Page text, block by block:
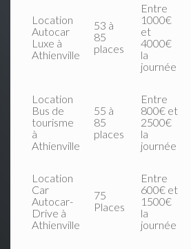
Location
Autocar
Luxe à
Athienville
53 à
85
places
Entre
1000€
et
4000€
la
journée
Location
Bus de
tourisme
à
Athienville
55 à
85
places
Entre
800€ et
2500€
la
journée
Location
Car
Autocar-
Drive à
Athienville
75
Places
Entre
600€ et
1500€
la
journée